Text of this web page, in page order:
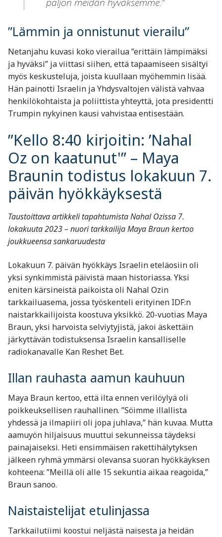
”Lämmin ja onnistunut vierailu”
Netanjahu kuvasi koko vierailua ”erittäin lämpimäksi
ja hyväksi” ja viittasi siihen, että tapaamiseen sisältyi
myös keskusteluja, joista kuullaan myöhemmin lisää.
Hän painotti Israelin ja Yhdysvaltojen välistä vahvaa
henkilökohtaista ja poliittista yhteyttä, jota presidentti
Trumpin nykyinen kausi vahvistaa entisestään.
”Kello 8:40 kirjoitin: ’Nahal
Oz on kaatunut'” – Maya
Braunin todistus lokakuun 7.
päivän hyökkäyksestä
Taustoittava artikkeli tapahtumista Nahal Ozissa 7.
lokakuuta 2023 – nuori tarkkailija Maya Braun kertoo
joukkueensa sankaruudesta
Lokakuun 7. päivän hyökkäys Israelin eteläosiin oli
yksi synkimmistä päivistä maan historiassa. Yksi
eniten kärsineistä paikoista oli Nahal Ozin
tarkkailuasema, jossa työskenteli erityinen IDF:n
naistarkkailijoista koostuva yksikkö. 20-vuotias Maya
Braun, yksi harvoista selviytyjistä, jakoi äskettäin
järkyttävän todistuksensa Israelin kansalliselle
radiokanavalle Kan Reshet Bet.
Illan rauhasta aamun kauhuun
Maya Braun kertoo, että ilta ennen verilöylyä oli
poikkeuksellisen rauhallinen. ”Söimme illallista
yhdessä ja ilmapiiri oli jopa juhlava,” hän kuvaa. Mutta
aamuyön hiljaisuus muuttui sekunneissa täydeksi
painajaiseksi. Heti ensimmäisen rakettihälytyksen
jälkeen ryhmä ymmärsi olevansa suoran hyökkäyksen
kohteena: ”Meillä oli alle 15 sekuntia aikaa reagoida,”
Braun sanoo.
Naistaistelijat etulinjassa
Tarkkailutiimi koostui neljästä naisesta ja heidän